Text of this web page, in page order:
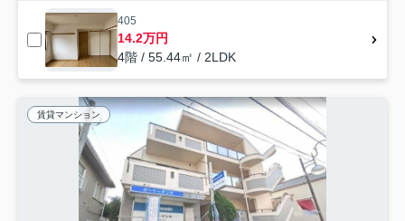
405
14.2万円
4階 / 55.44㎡ / 2LDK
賃貸マンション